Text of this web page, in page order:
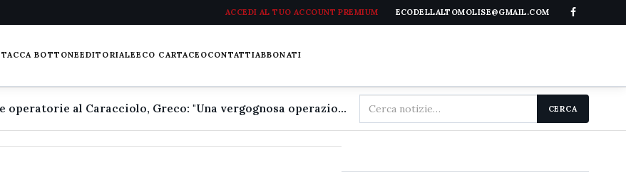
ACCEDI AL TUO ACCOUNT PREMIUM ECODELLALTOMOLISE@GMAIL.COM
BOTTONEEDITORIALEECO CARTACEOCONTATTIABBONATI
Riattivazione sale operatorie al Caracciolo, Greco: "Una vergognosa operazione di propaganda"
Cerca
nel
CERCA